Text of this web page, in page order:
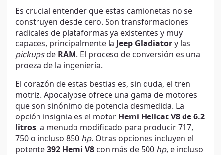
Es crucial entender que estas camionetas no se
construyen desde cero. Son transformaciones
radicales de plataformas ya existentes y muy
capaces, principalmente la
Jeep Gladiator y las
pickupsde RAM . El proceso de conversión es una
proeza de la ingeniería.
El corazón de estas bestias es, sin duda, el tren
motriz. Apocalypse ofrece una gama de motores
que son sinónimo de potencia desmedida. La
opción insignia es el motor Hemi Hellcat V8 de 6.2
litros, a menudo modificado para producir 717,
750 o incluso 850 hp. Otras opciones incluyen el
potente 392 Hemi V8 con más de 500 hp, e incluso